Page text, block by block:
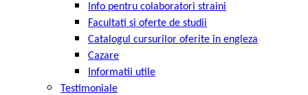
Info pentru colaboratori straini
Facultati si oferte de studii
Catalogul cursurilor oferite în engleza
Cazare
Informatii utile
Testimoniale